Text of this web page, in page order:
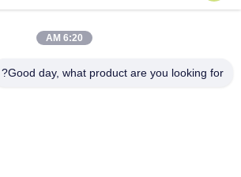
6:20 AM
Good day, what product are you looking for?